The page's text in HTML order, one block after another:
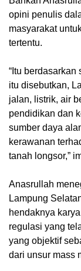
opini penulis
masyarakat
tertentu.
“Itu berdasarkan
itu disebutkan,
jalan, listrik, air
pendidikan dan
sumber daya
kerawanan
tanah longsor,”
Anasrullah
Lampung
hendaknya
regulasi yang
yang objektif
dari unsur mass